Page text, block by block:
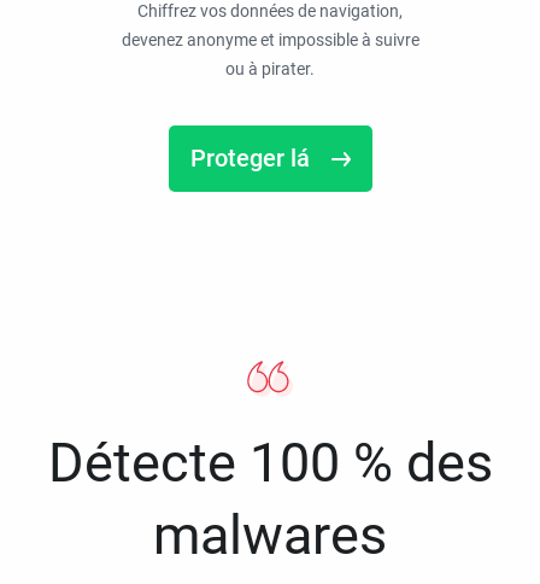
Chiffrez vos données de navigation,
devenez anonyme et impossible à suivre
ou à pirater.
Proteger lá
Détecte 100 % des
malwares